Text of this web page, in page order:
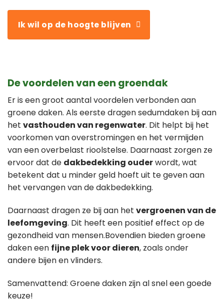
Ik wil op de hoogte blijven
De voordelen van een groendak
Er is een groot aantal voordelen verbonden aan
groene daken. Als eerste dragen sedumdaken bij aan
het vasthouden van regenwater. Dit helpt bij het
voorkomen van overstromingen en het vermijden
van een overbelast rioolstelse. Daarnaast zorgen ze
ervoor dat de dakbedekking ouderwordt, wat
betekent dat u minder geld hoeft uit te geven aan
het vervangen van de dakbedekking.
Daarnaast dragen ze bij aan het vergroenen van de
leefomgeving. Dit heeft een positief effect op de
gezondheid van mensen.Bovendien bieden groene
daken een fijne plek voor dieren, zoals onder
andere bijen en vlinders.
Samenvattend: Groene daken zijn al snel een goede
keuze!